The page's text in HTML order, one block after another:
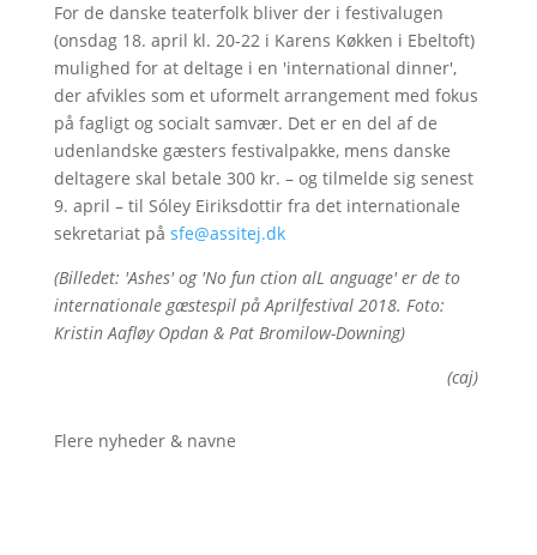
For de danske teaterfolk bliver der i festivalugen
(onsdag 18. april kl. 20-22 i Karens Køkken i Ebeltoft)
mulighed for at deltage i en 'international dinner',
der afvikles som et uformelt arrangement med fokus
på fagligt og socialt samvær. Det er en del af de
udenlandske gæsters festivalpakke, mens danske
deltagere skal betale 300 kr. – og tilmelde sig senest
9. april – til Sóley Eiriksdottir fra det internationale
sekretariat på sfe@assitej.dk
(Billedet: 'Ashes' og 'No fun ction alL anguage' er de to
internationale gæstespil på Aprilfestival 2018. Foto:
Kristin Aafløy Opdan & Pat Bromilow-Downing)
(caj)
Flere nyheder & navne